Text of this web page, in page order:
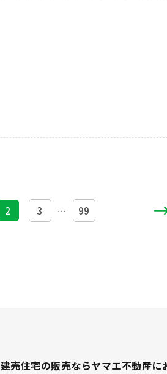
2 3 … 99
建売住宅の販売ならヤマエ不動産に